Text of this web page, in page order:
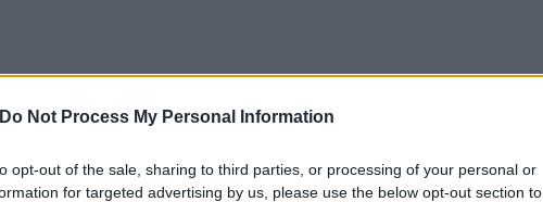
Do Not Process My Personal Information
opt-out of the sale, sharing to third parties, or processing of your personal or
for targeted advertising by us, please use the below opt-out section to